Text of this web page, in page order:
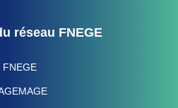
réseau FNEGE
FNEGE